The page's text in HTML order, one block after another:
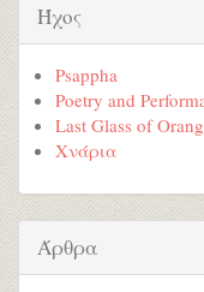
Ήχος
Psappha
Poetry and
Last Glass of
Χνάρια
Άρθρα